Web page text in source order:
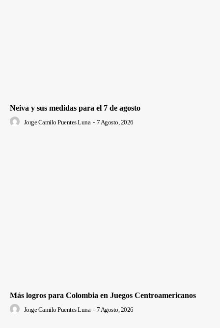
Neiva y sus medidas para el 7 de agosto
Jorge Camilo Puentes Luna - 7 Agosto, 2026
Más logros para Colombia en Juegos Centroamericanos
Jorge Camilo Puentes Luna - 7 Agosto, 2026